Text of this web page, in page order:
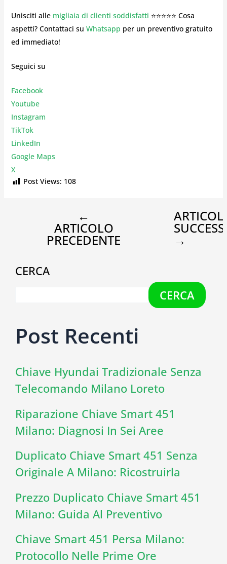
Unisciti alle migliaia di clienti soddisfatti ⭐⭐⭐⭐⭐ Cosa
aspetti? Contattaci su Whatsapp per un preventivo gratuito
ed immediato!
Seguici su
Facebook
Youtube
Instagram
TikTok
LinkedIn
Google Maps
X
Post Views: 108
←
ARTICOLO
PRECEDENTE →
CERCA
CERCA
Post Recenti
Chiave Hyundai Tradizionale Senza
Telecomando Milano Loreto
Riparazione Chiave Smart 451
Milano: Diagnosi In Sei Aree
Duplicato Chiave Smart 451 Senza
Originale A Milano: Ricostruirla
Prezzo Duplicato Chiave Smart 451
Milano: Guida Al Preventivo
Chiave Smart 451 Persa Milano:
Protocollo Nelle Prime Ore